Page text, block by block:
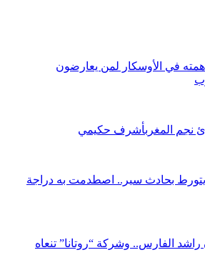
في الأوسكار لمن يعارضون
نجم المغربأشرف حكيمي
يتورط بحادث سير.. اصطدمت به دراجة
الفارس.. وشركة “روتانا” تنعاه